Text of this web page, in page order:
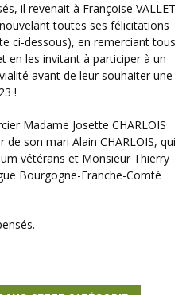
toutes ses félicitations
ci-dessous), en remerciant tous
en les invitant à participer à un
avant de leur souhaiter une
!
son mari Alain CHARLOIS, qui
vétérans et Monsieur Thierry
Bourgogne-Franche-Comté